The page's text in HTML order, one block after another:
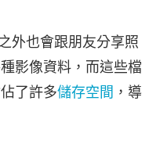
外也會跟朋友分享照
影像資料，而這些檔
了許多儲存空間 ，導